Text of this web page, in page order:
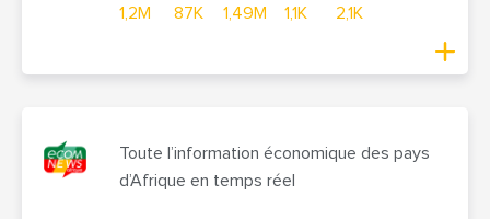
1,2M 87K 1,49M 1,1K 2,1K
Toute l’information économique des pays
d’Afrique en temps réel